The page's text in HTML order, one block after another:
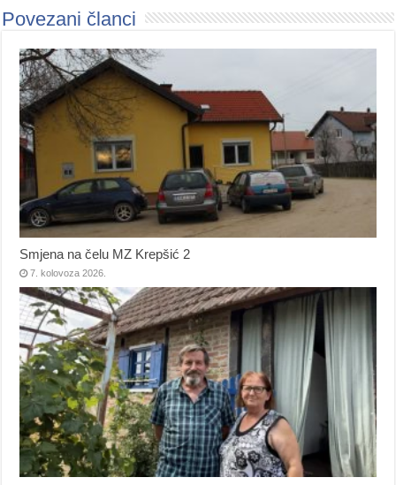
Povezani članci
Smjena na čelu MZ Krepšić 2
7. kolovoza 2026.